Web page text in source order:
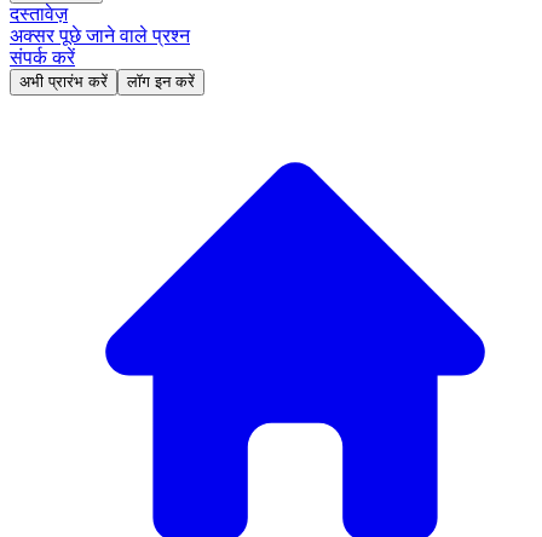
दस्तावेज़
अक्सर पूछे जाने वाले प्रश्न
संपर्क करें
अभी प्रारंभ करें लॉग इन करें